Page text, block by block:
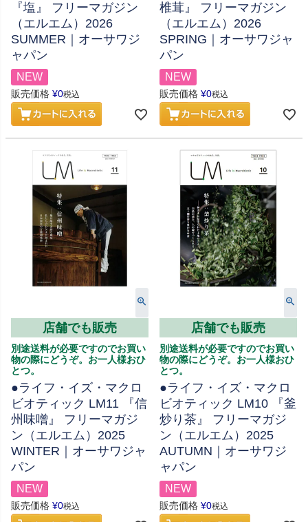
『塩』 フリーマガジン
（エルエム）2026
SUMMER｜オーサワジ
ャパン
NEW
販売価格 ¥0税込
椎茸』 フリーマガジン
（エルエム）2026
SPRING｜オーサワジャ
パン
NEW
販売価格 ¥0税込
店舗でも販売
別途送料が必要ですのでお買い
物の際にどうぞ。お一人様おひ
とつ。
●ライフ・イズ・マクロ
ビオティック LM11 『信
州味噌』 フリーマガジ
ン（エルエム）2025
WINTER｜オーサワジャ
パン
NEW
販売価格 ¥0税込
店舗でも販売
別途送料が必要ですのでお買い
物の際にどうぞ。お一人様おひ
とつ。
●ライフ・イズ・マクロ
ビオティック LM10 『釜
炒り茶』 フリーマガジ
ン（エルエム）2025
AUTUMN｜オーサワジ
ャパン
NEW
販売価格 ¥0税込